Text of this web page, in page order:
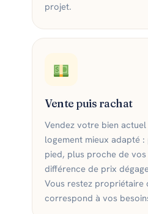
projet.
Vente puis rachat
Vendez votre bien
logement mieux adapté
pied, plus proche de vos
différence de prix
Vous restez propriétaire
correspond à vos